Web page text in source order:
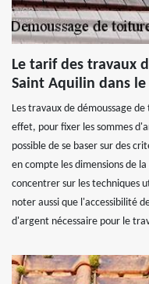
Le tarif des travaux
Saint Aquilin dans le
Les travaux de démoussage
effet, pour fixer les sommes
possible de se baser sur des
en compte les dimensions de
concentrer sur les techniques
noter aussi que l'accessibilité
d'argent nécessaire pour le